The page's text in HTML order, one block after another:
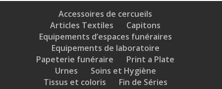
Accessoires de cercueils
Articles Textiles
Capitons
Equipements d’espaces funéraires
Equipements de laboratoire
Papeterie funéraire
Print a Plate
Urnes
Soins et Hygiène
Tissus et coloris
Fin de Séries